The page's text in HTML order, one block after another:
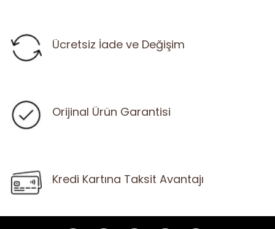
Ücretsiz İade ve Değişim
Orijinal Ürün Garantisi
Kredi Kartına Taksit Avantajı